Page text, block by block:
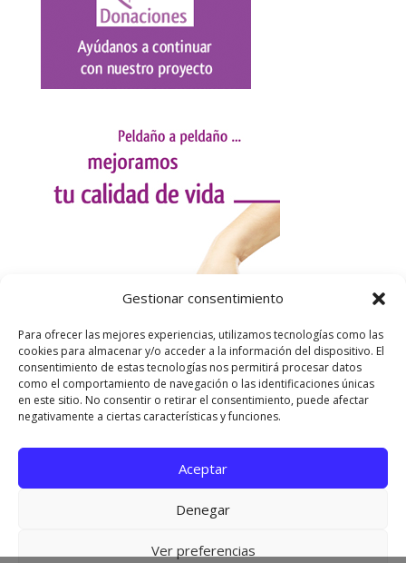
Gestionar consentimiento
Para ofrecer las mejores experiencias, utilizamos tecnologías como las
cookies para almacenar y/o acceder a la información del dispositivo. El
consentimiento de estas tecnologías nos permitirá procesar datos
como el comportamiento de navegación o las identificaciones únicas
en este sitio. No consentir o retirar el consentimiento, puede afectar
negativamente a ciertas características y funciones.
Aceptar
Denegar
Ver preferencias
Página oficial de Asociación Española de Esclerosis
Utilizamos cookies para ofrecerte la mejor experiencia en
Puedes aprender más sobre qué cookies utilizamos o
Cerrar el banner de